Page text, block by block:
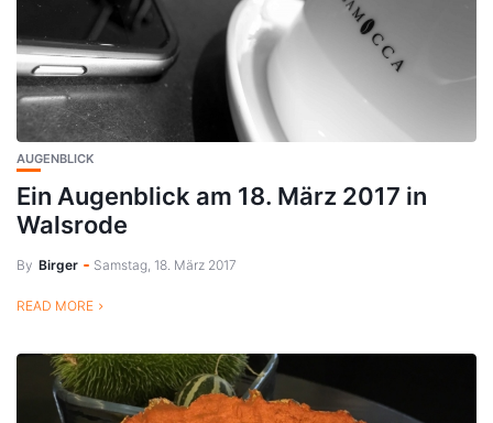
AUGENBLICK
Ein Augenblick am 18. März 2017 in
Walsrode
By Birger Samstag, 18. März 2017
READ MORE